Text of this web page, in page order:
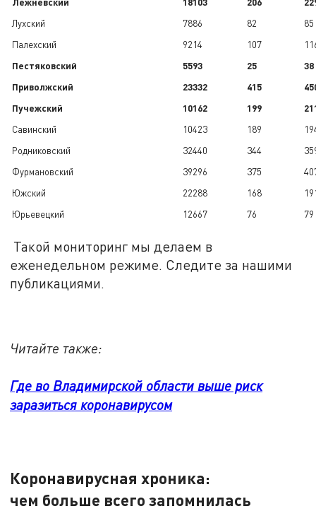
Лухский 7886 82
85
Палехский
9214 107
Пестяковский 5593 25
38
Приволжский
23332 415
Пучежский
10162 199
Савинский 10423 189
Родниковский
32440 344
Фурмановский
39296 375
Южский
22288 168
Юрьевецкий
12667 76 79
Такой мониторинг мы делаем в
еженедельном режиме. Следите за нашими
публикациями.
Читайте также:
Где во Владимирской области выше риск
заразиться коронавирусом
Коронавирусная хроника:
чем больше всего запомнилась